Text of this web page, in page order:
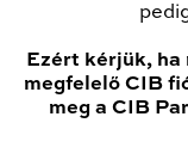
Ezért kérjük, ha
megfelelő CIB
meg a CIB